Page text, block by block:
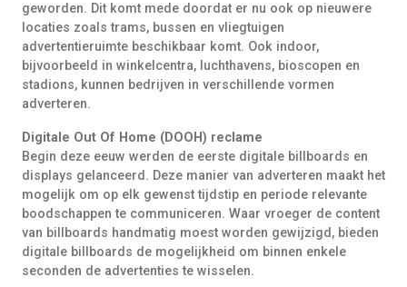
geworden. Dit komt mede doordat er nu ook op nieuwere
locaties zoals trams, bussen en vliegtuigen
advertentieruimte beschikbaar komt. Ook indoor,
bijvoorbeeld in winkelcentra, luchthavens, bioscopen en
stadions, kunnen bedrijven in verschillende vormen
adverteren.
Digitale Out Of Home (DOOH) reclame
Begin deze eeuw werden de eerste digitale billboards en
displays gelanceerd. Deze manier van adverteren maakt het
mogelijk om op elk gewenst tijdstip en periode relevante
boodschappen te communiceren. Waar vroeger de content
van billboards handmatig moest worden gewijzigd, bieden
digitale billboards de mogelijkheid om binnen enkele
seconden de advertenties te wisselen.